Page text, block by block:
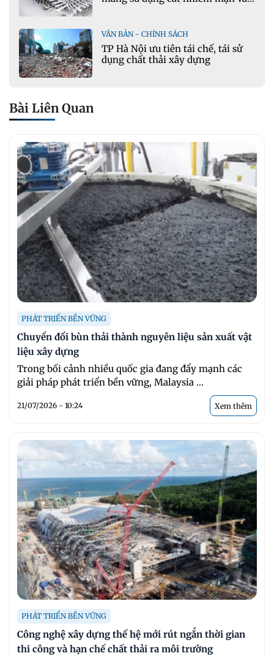
VĂN BẢN - CHÍNH SÁCH
TP Hà Nội ưu tiên tái chế, tái sử
dụng chất thải xây dựng
Bài Liên Quan
PHÁT TRIỂN BỀN VỮNG
Chuyển đổi bùn thải thành nguyên liệu sản xuất vật
liệu xây dựng
Trong bối cảnh nhiều quốc gia đang đẩy mạnh các
giải pháp phát triển bền vững, Malaysia ...
21/07/2026 - 10:24 Xem thêm
PHÁT TRIỂN BỀN VỮNG
Công nghệ xây dựng thế hệ mới rút ngắn thời gian
thi công và hạn chế chất thải ra môi trường